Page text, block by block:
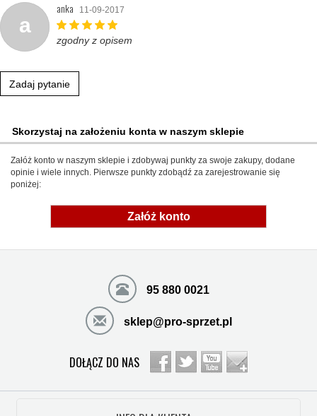
a
anka 11-09-2017
zgodny z opisem
Zadaj pytanie
Skorzystaj na założeniu konta w naszym sklepie
Załóż konto w naszym sklepie i zdobywaj punkty za swoje zakupy, dodane
opinie i wiele innych. Pierwsze punkty zdobądź za zarejestrowanie się
poniżej:
Załóż konto
95 880 0021
sklep@pro-sprzet.pl
DOŁĄCZ DO NAS